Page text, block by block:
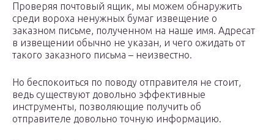
Проверяя почтовый ящик, мы можем обнаружить
среди вороха ненужных бумаг извещение о
заказном письме, полученном на наше имя. Адресат
в извещении обычно не указан, и чего ожидать от
такого заказного письма – неизвестно.
Но беспокоиться по поводу отправителя не стоит,
ведь существуют довольно эффективные
инструменты, позволяющие получить об
отправителе довольно точную информацию.